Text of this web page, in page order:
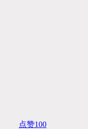
点赞100